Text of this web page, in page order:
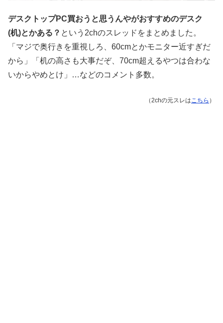
デスクトップPC買おうと思うんやがおすすめのデスク
(机)とかある？ という2chのスレッドをまとめました。
「マジで奥行きを重視しろ、60cmとかモニター近すぎだ
から」「机の高さも大事だぞ、70cm超えるやつは合わな
いからやめとけ」…などのコメント多数。
（2chの元スレはこちら ）